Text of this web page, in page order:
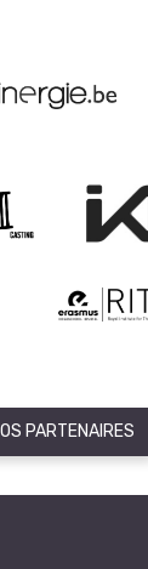
PARTENAIRES